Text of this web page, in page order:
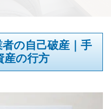
の自己破産｜手
産の行方